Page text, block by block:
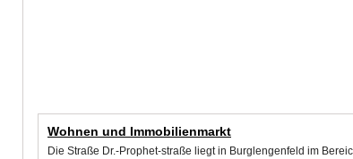
Wohnen und Immobilienmarkt
Die Straße Dr.-Prophet-straße liegt in Burglengenfeld im